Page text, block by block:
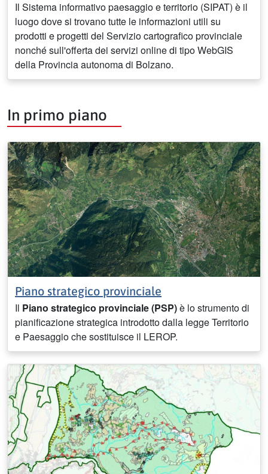
Il Sistema informativo paesaggio e territorio (SIPAT) è il
luogo dove si trovano tutte le informazioni utili su
prodotti e progetti del Servizio cartografico provinciale
nonché sull'offerta dei servizi online di tipo WebGIS
della Provincia autonoma di Bolzano.
In primo piano
Piano strategico provinciale
Il Piano strategico provinciale (PSP)è lo strumento di
pianificazione strategica introdotto dalla legge Territorio
e Paesaggio che sostituisce il LEROP.